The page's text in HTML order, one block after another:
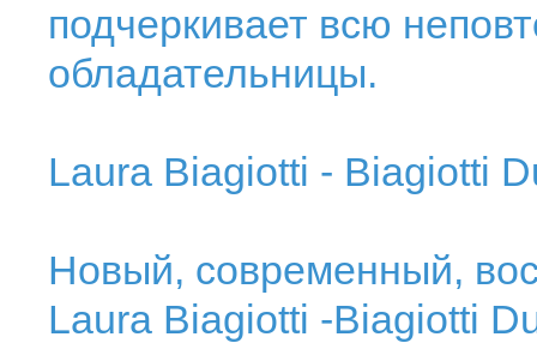
подчеркивает всю
обладательницы.
Laura Biagiotti - Biagiotti
Новый, современный,
Laura Biagiotti -Biagiotti